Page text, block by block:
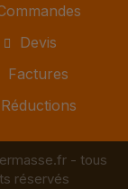
Devis
Factures
Réductions
- tous
réservés